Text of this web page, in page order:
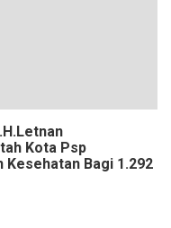
Kota Psp
Bagi 1.292